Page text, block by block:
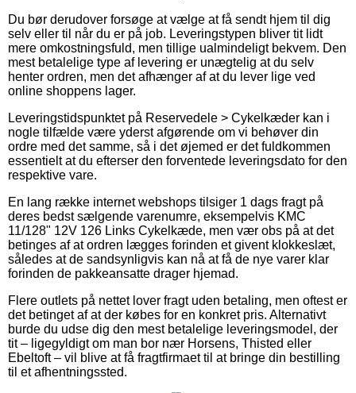
Du bør derudover forsøge at vælge at få sendt hjem til dig
selv eller til når du er på job. Leveringstypen bliver tit lidt
mere omkostningsfuld, men tillige ualmindeligt bekvem. Den
mest betalelige type af levering er unægtelig at du selv
henter ordren, men det afhænger af at du lever lige ved
online shoppens lager.
Leveringstidspunktet på Reservedele > Cykelkæder kan i
nogle tilfælde være yderst afgørende om vi behøver din
ordre med det samme, så i det øjemed er det fuldkommen
essentielt at du efterser den forventede leveringsdato for den
respektive vare.
En lang række internet webshops tilsiger 1 dags fragt på
deres bedst sælgende varenumre, eksempelvis KMC
11/128" 12V 126 Links Cykelkæde, men vær obs på at det
betinges af at ordren lægges forinden et givent klokkeslæt,
således at de sandsynligvis kan nå at få de nye varer klar
forinden de pakkeansatte drager hjemad.
Flere outlets på nettet lover fragt uden betaling, men oftest er
det betinget af at der købes for en konkret pris. Alternativt
burde du udse dig den mest betalelige leveringsmodel, der
tit – ligegyldigt om man bor nær Horsens, Thisted eller
Ebeltoft – vil blive at få fragtfirmaet til at bringe din bestilling
til et afhentningssted.